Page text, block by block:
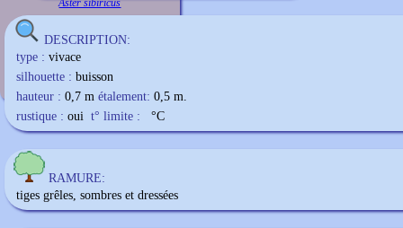
Aster sibiricus
DESCRIPTION:
type : vivace
silhouette : buisson
hauteur : 0,7 m étalement: 0,5 m.
rustique : oui t° limite : °C
RAMURE:
tiges grêles, sombres et dressées